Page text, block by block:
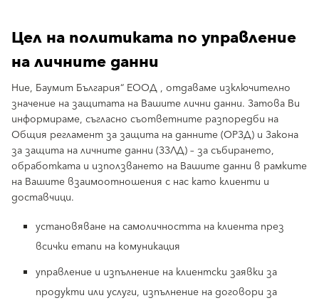
Цел на политиката по управление
на личните данни
Ние, Баумит България“ ЕООД , отдаваме изключително
значение на защитата на Вашите лични данни. Затова Ви
информираме, съгласно съответните разпоредби на
Общия регламент за защита на данните (ОРЗД) и Закона
за защита на личните данни (ЗЗЛД) – за събирането,
обработката и използването на Вашите данни в рамките
на Вашите взаимоотношения с нас като клиенти и
доставчици.
установяване на самоличността на клиента през
всички етапи на комуникация
управление и изпълнение на клиентски заявки за
продукти или услуги, изпълнение на договори за